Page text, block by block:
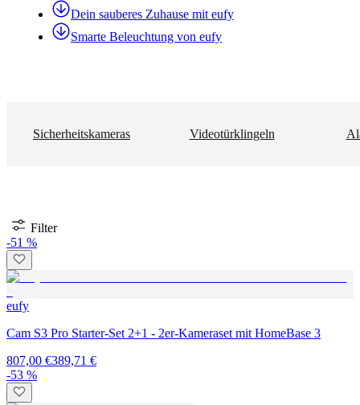
Dein sauberes Zuhause mit eufy
Smarte Beleuchtung von eufy
Sicherheitskameras Videotürklingeln
Filter
-51 %
eufy
Cam S3 Pro Starter-Set 2+1 - 2er-Kameraset mit HomeBase 3
807,00 €389,71 €
-53 %